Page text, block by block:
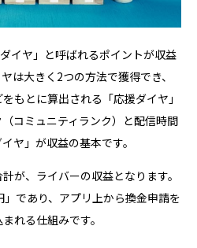
イヤ」と呼ばれるポイントが収益
は大きく2つの方法で獲得でき、
もとに算出される「応援ダイヤ」
コミュニティランク）と配信時間
ヤ」が収益の基本です。
が、ライバーの収益となります。
であり、アプリ上から換金申請を
れる仕組みです。